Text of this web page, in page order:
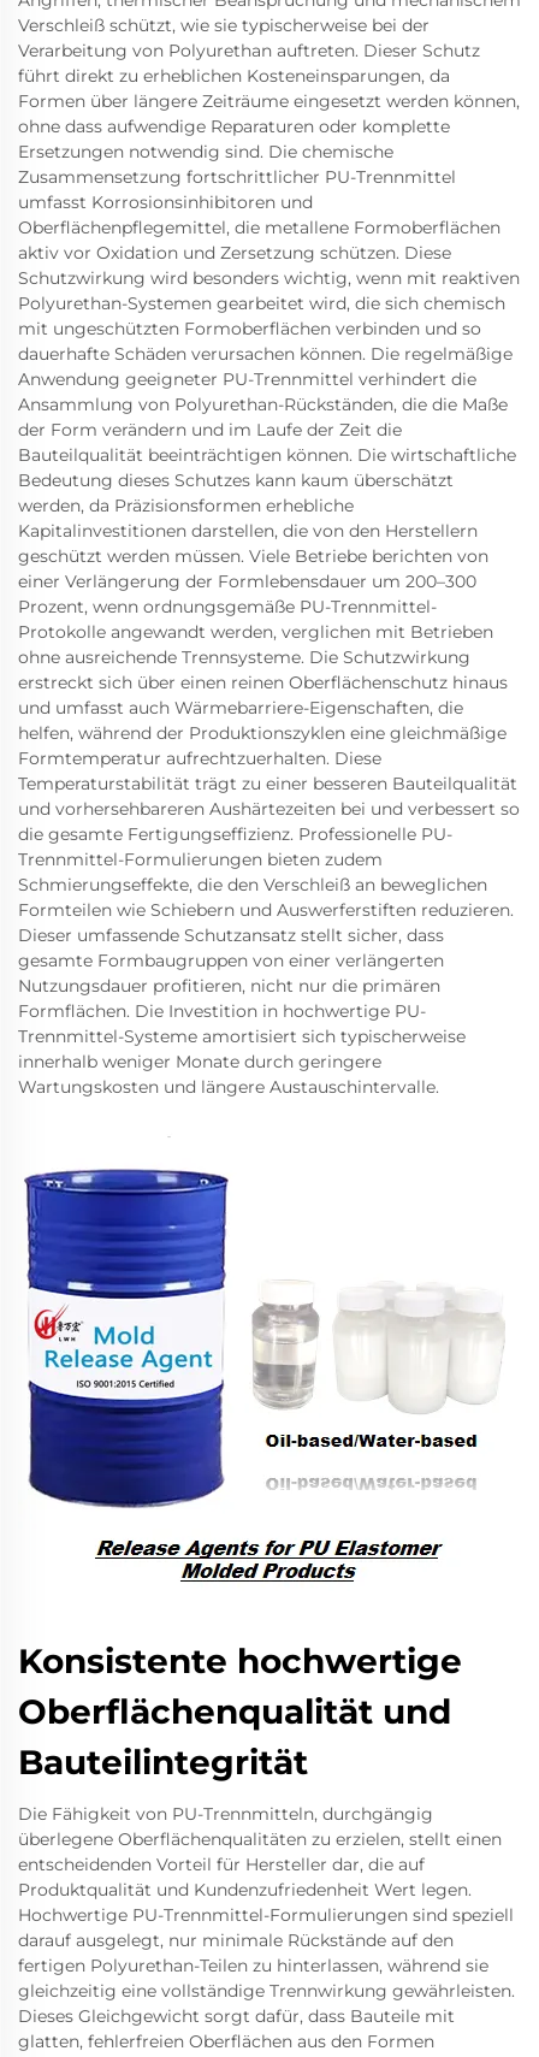
Verschleiß schützt, wie sie typischerweise bei der
Verarbeitung von Polyurethan auftreten. Dieser Schutz
führt direkt zu erheblichen Kosteneinsparungen, da
Formen über längere Zeiträume eingesetzt werden können,
ohne dass aufwendige Reparaturen oder komplette
Ersetzungen notwendig sind. Die chemische
Zusammensetzung fortschrittlicher PU-Trennmittel
umfasst Korrosionsinhibitoren und
Oberflächenpflegemittel, die metallene Formoberflächen
aktiv vor Oxidation und Zersetzung schützen. Diese
Schutzwirkung wird besonders wichtig, wenn mit reaktiven
Polyurethan-Systemen gearbeitet wird, die sich chemisch
mit ungeschützten Formoberflächen verbinden und so
dauerhafte Schäden verursachen können. Die regelmäßige
Anwendung geeigneter PU-Trennmittel verhindert die
Ansammlung von Polyurethan-Rückständen, die die Maße
der Form verändern und im Laufe der Zeit die
Bauteilqualität beeinträchtigen können. Die wirtschaftliche
Bedeutung dieses Schutzes kann kaum überschätzt
werden, da Präzisionsformen erhebliche
Kapitalinvestitionen darstellen, die von den Herstellern
geschützt werden müssen. Viele Betriebe berichten von
einer Verlängerung der Formlebensdauer um 200–300
Prozent, wenn ordnungsgemäße PU-Trennmittel-
Protokolle angewandt werden, verglichen mit Betrieben
ohne ausreichende Trennsysteme. Die Schutzwirkung
erstreckt sich über einen reinen Oberflächenschutz hinaus
und umfasst auch Wärmebarriere-Eigenschaften, die
helfen, während der Produktionszyklen eine gleichmäßige
Formtemperatur aufrechtzuerhalten. Diese
Temperaturstabilität trägt zu einer besseren Bauteilqualität
und vorhersehbareren Aushärtezeiten bei und verbessert so
die gesamte Fertigungseffizienz. Professionelle PU-
Trennmittel-Formulierungen bieten zudem
Schmierungseffekte, die den Verschleiß an beweglichen
Formteilen wie Schiebern und Auswerferstiften reduzieren.
Dieser umfassende Schutzansatz stellt sicher, dass
gesamte Formbaugruppen von einer verlängerten
Nutzungsdauer profitieren, nicht nur die primären
Formflächen. Die Investition in hochwertige PU-
Trennmittel-Systeme amortisiert sich typischerweise
innerhalb weniger Monate durch geringere
Wartungskosten und längere Austauschintervalle.
Konsistente hochwertige
Oberflächenqualität und
Bauteilintegrität
Die Fähigkeit von PU-Trennmitteln, durchgängig
überlegene Oberflächenqualitäten zu erzielen, stellt einen
entscheidenden Vorteil für Hersteller dar, die auf
Produktqualität und Kundenzufriedenheit Wert legen.
Hochwertige PU-Trennmittel-Formulierungen sind speziell
darauf ausgelegt, nur minimale Rückstände auf den
fertigen Polyurethan-Teilen zu hinterlassen, während sie
gleichzeitig eine vollständige Trennwirkung gewährleisten.
Dieses Gleichgewicht sorgt dafür, dass Bauteile mit
glatten, fehlerfreien Oberflächen aus den Formen